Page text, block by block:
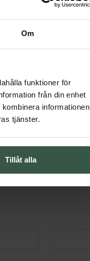
Om
funktioner för
från din enhet
informationen
tjänster.
Tillåt alla